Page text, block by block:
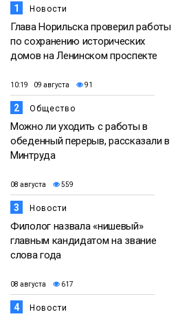
1 Новости
Глава Норильска проверил работы
по сохранению исторических
домов на Ленинском проспекте
10:19 09 августа 91
2 Общество
Можно ли уходить с работы в
обеденный перерыв, рассказали в
Минтруда
08 августа 559
3 Новости
Филолог назвала «нишевый»
главным кандидатом на звание
слова года
08 августа 617
4 Новости